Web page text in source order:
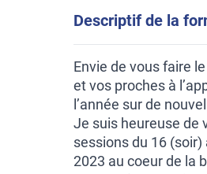
Descriptif de la
Envie de vous faire
et vos proches à
l’année sur de
Je suis heureuse de
sessions du 16
2023 au coeur de la